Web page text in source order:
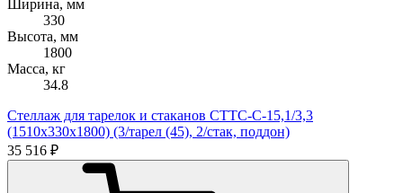
Ширина, мм
330
Высота, мм
1800
Масса, кг
34.8
Стеллаж для тарелок и стаканов СТТС-С-15,1/3,3
(1510х330х1800) (3/тарел (45), 2/стак, поддон)
35 516 ₽